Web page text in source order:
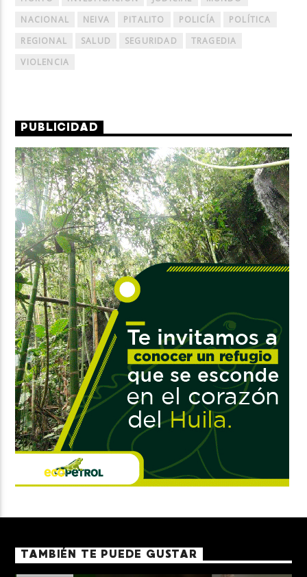
NACIONAL
NEIVA PITALITO POLICÍA
POLÍTICA
REGIONAL
SALUD SEGURIDAD
TRAGEDIA
VIOLENCIA
PUBLICIDAD
TAMBIÉN TE PUEDE GUSTAR